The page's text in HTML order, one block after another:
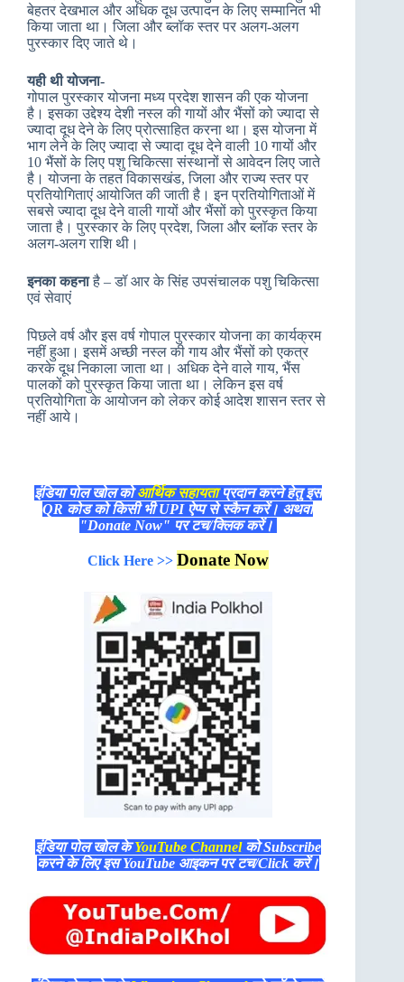
बेहतर देखभाल और अधिक दूध उत्पादन के लिए सम्मानित भी
किया जाता था। जिला और ब्लॉक स्तर पर अलग-अलग
पुरस्कार दिए जाते थे।
यही थी योजना-
गोपाल पुरस्कार योजना मध्य प्रदेश शासन की एक योजना
है। इसका उद्देश्य देशी नस्ल की गायों और भैंसों को ज्यादा से
ज्यादा दूध देने के लिए प्रोत्साहित करना था। इस योजना में
भाग लेने के लिए ज्यादा से ज्यादा दूध देने वाली 10 गायों और
10 भैंसों के लिए पशु चिकित्सा संस्थानों से आवेदन लिए जाते
है। योजना के तहत विकासखंड, जिला और राज्य स्तर पर
प्रतियोगिताएं आयोजित की जाती है। इन प्रतियोगिताओं में
सबसे ज्यादा दूध देने वाली गायों और भैंसों को पुरस्कृत किया
जाता है। पुरस्कार के लिए प्रदेश, जिला और ब्लॉक स्तर के
अलग-अलग राशि थी।
इनका कहनाहै – डॉ आर के सिंह उपसंचालक पशु चिकित्सा
एवं सेवाएं
पिछले वर्ष और इस वर्ष गोपाल पुरस्कार योजना का कार्यक्रम
नहीं हुआ। इसमें अच्छी नस्ल की गाय और भैंसों को एकत्र
करके दूध निकाला जाता था। अधिक देने वाले गाय, भैंस
पालकों को पुरस्कृत किया जाता था। लेकिन इस वर्ष
प्रतियोगिता के आयोजन को लेकर कोई आदेश शासन स्तर से
नहीं आये।
इंडिया पोल खोल कोआर्थिक सहायताप्रदान करने हेतु इस
QR कोड को किसी भी UPI ऐप्प से स्कैन करें। अथवा
"Donate Now" पर टच/क्लिक करें।
Click Here >> Donate Now
इंडिया पोल खोल केYouTube Channelको Subscribe
करने के लिए इस YouTube आइकन पर टच/Click करें।